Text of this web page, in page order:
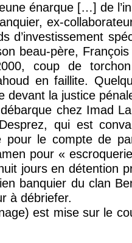
énarque […] de
ex-
d’investissement
beau-père,
coup de
en faillite.
devant la justice
chez Imad
qui est
pour le compte de
pour «
jours en détention
banquier du clan
à débriefer.
est mise sur le